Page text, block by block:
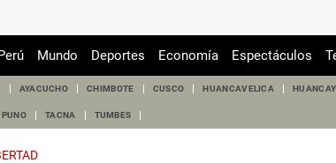
Mundo Deportes Economía Espectáculos
AYACUCHO CHIMBOTE CUSCO HUANCAVELICA
PUNO TACNA TUMBES